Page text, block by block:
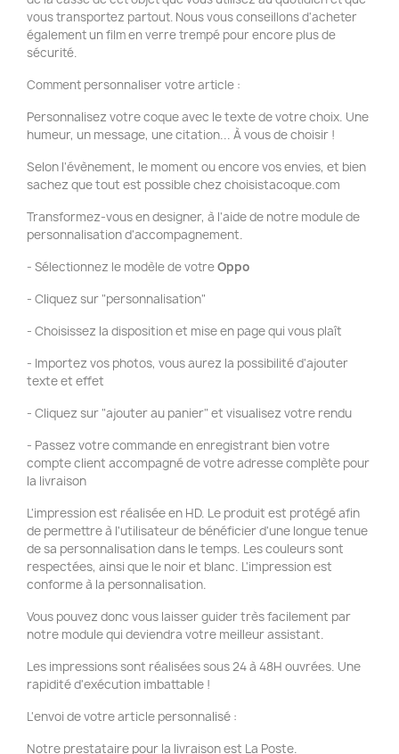
vous transportez partout. Nous vous conseillons d'acheter
également un film en verre trempé pour encore plus de
sécurité.
Comment personnaliser votre article :
Personnalisez votre coque avec le texte de votre choix. Une
humeur, un message, une citation... À vous de choisir !
Selon l'évènement, le moment ou encore vos envies, et bien
sachez que tout est possible chez choisistacoque.com
Transformez-vous en designer, à l'aide de notre module de
personnalisation d'accompagnement.
- Sélectionnez le modèle de votreOppo
- Cliquez sur "personnalisation"
- Choisissez la disposition et mise en page qui vous plaît
- Importez vos photos, vous aurez la possibilité d'ajouter
texte et effet
- Cliquez sur "ajouter au panier" et visualisez votre rendu
- Passez votre commande en enregistrant bien votre
compte client accompagné de votre adresse complète pour
la livraison
L'impression est réalisée en HD. Le produit est protégé afin
de permettre à l'utilisateur de bénéficier d'une longue tenue
de sa personnalisation dans le temps. Les couleurs sont
respectées, ainsi que le noir et blanc. L'impression est
conforme à la personnalisation.
Vous pouvez donc vous laisser guider très facilement par
notre module qui deviendra votre meilleur assistant.
Les impressions sont réalisées sous 24 à 48H ouvrées. Une
rapidité d'exécution imbattable !
L'envoi de votre article personnalisé :
Notre prestataire pour la livraison est La Poste.